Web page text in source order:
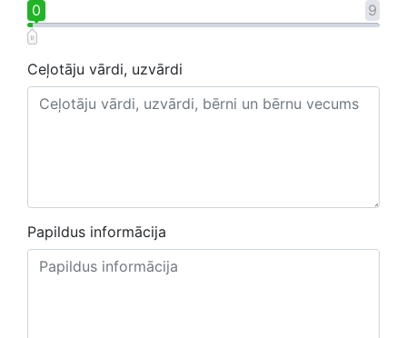
9
0
Ceļotāju vārdi, uzvārdi
Papildus informācija